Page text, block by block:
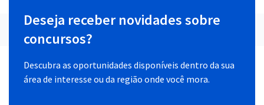
Deseja receber novidades sobre
concursos?
Descubra as oportunidades disponíveis dentro da sua
área de interesse ou da região onde você mora.